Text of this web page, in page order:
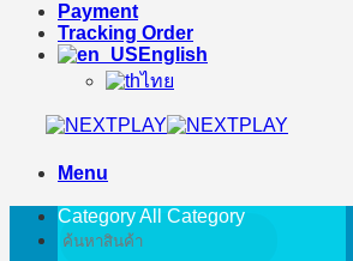
Payment
Tracking Order
English
ไทย
Menu
Search
for:
Category All Category